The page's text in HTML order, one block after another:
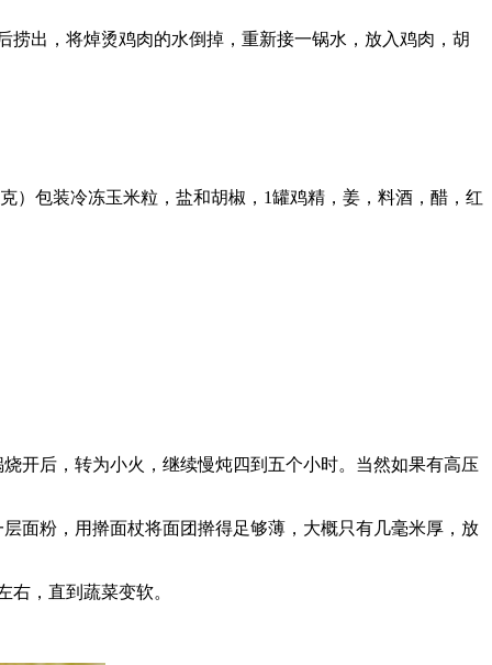
出，将焯烫鸡肉的水倒掉，重新接一锅水，放入鸡肉，胡
）包装冷冻玉米粒，盐和胡椒，1罐鸡精，姜，料酒，醋，红
开后，转为小火，继续慢炖四到五个小时。当然如果有高压
面粉，用擀面杖将面团擀得足够薄，大概只有几毫米厚，放
，直到蔬菜变软。